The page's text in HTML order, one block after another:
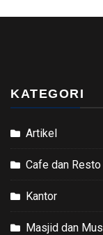
KATEGORI
Artikel
Cafe dan Resto
Kantor
Masjid dan